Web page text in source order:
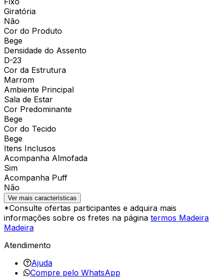
Giratória
Não
Cor do Produto
Bege
Densidade do Assento
D-23
Cor da Estrutura
Marrom
Ambiente Principal
Sala de Estar
Cor Predominante
Bege
Cor do Tecido
Bege
Itens Inclusos
Acompanha Almofada
Sim
Acompanha Puff
Não
Ver mais características
*Consulte ofertas participantes e adquira mais
informações sobre os fretes na página termos Madeira
Madeira
Atendimento
Ajuda
Compre pelo WhatsApp